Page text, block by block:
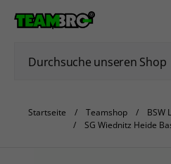
Startseite Teamshop BSW
SG Wiednitz Heide